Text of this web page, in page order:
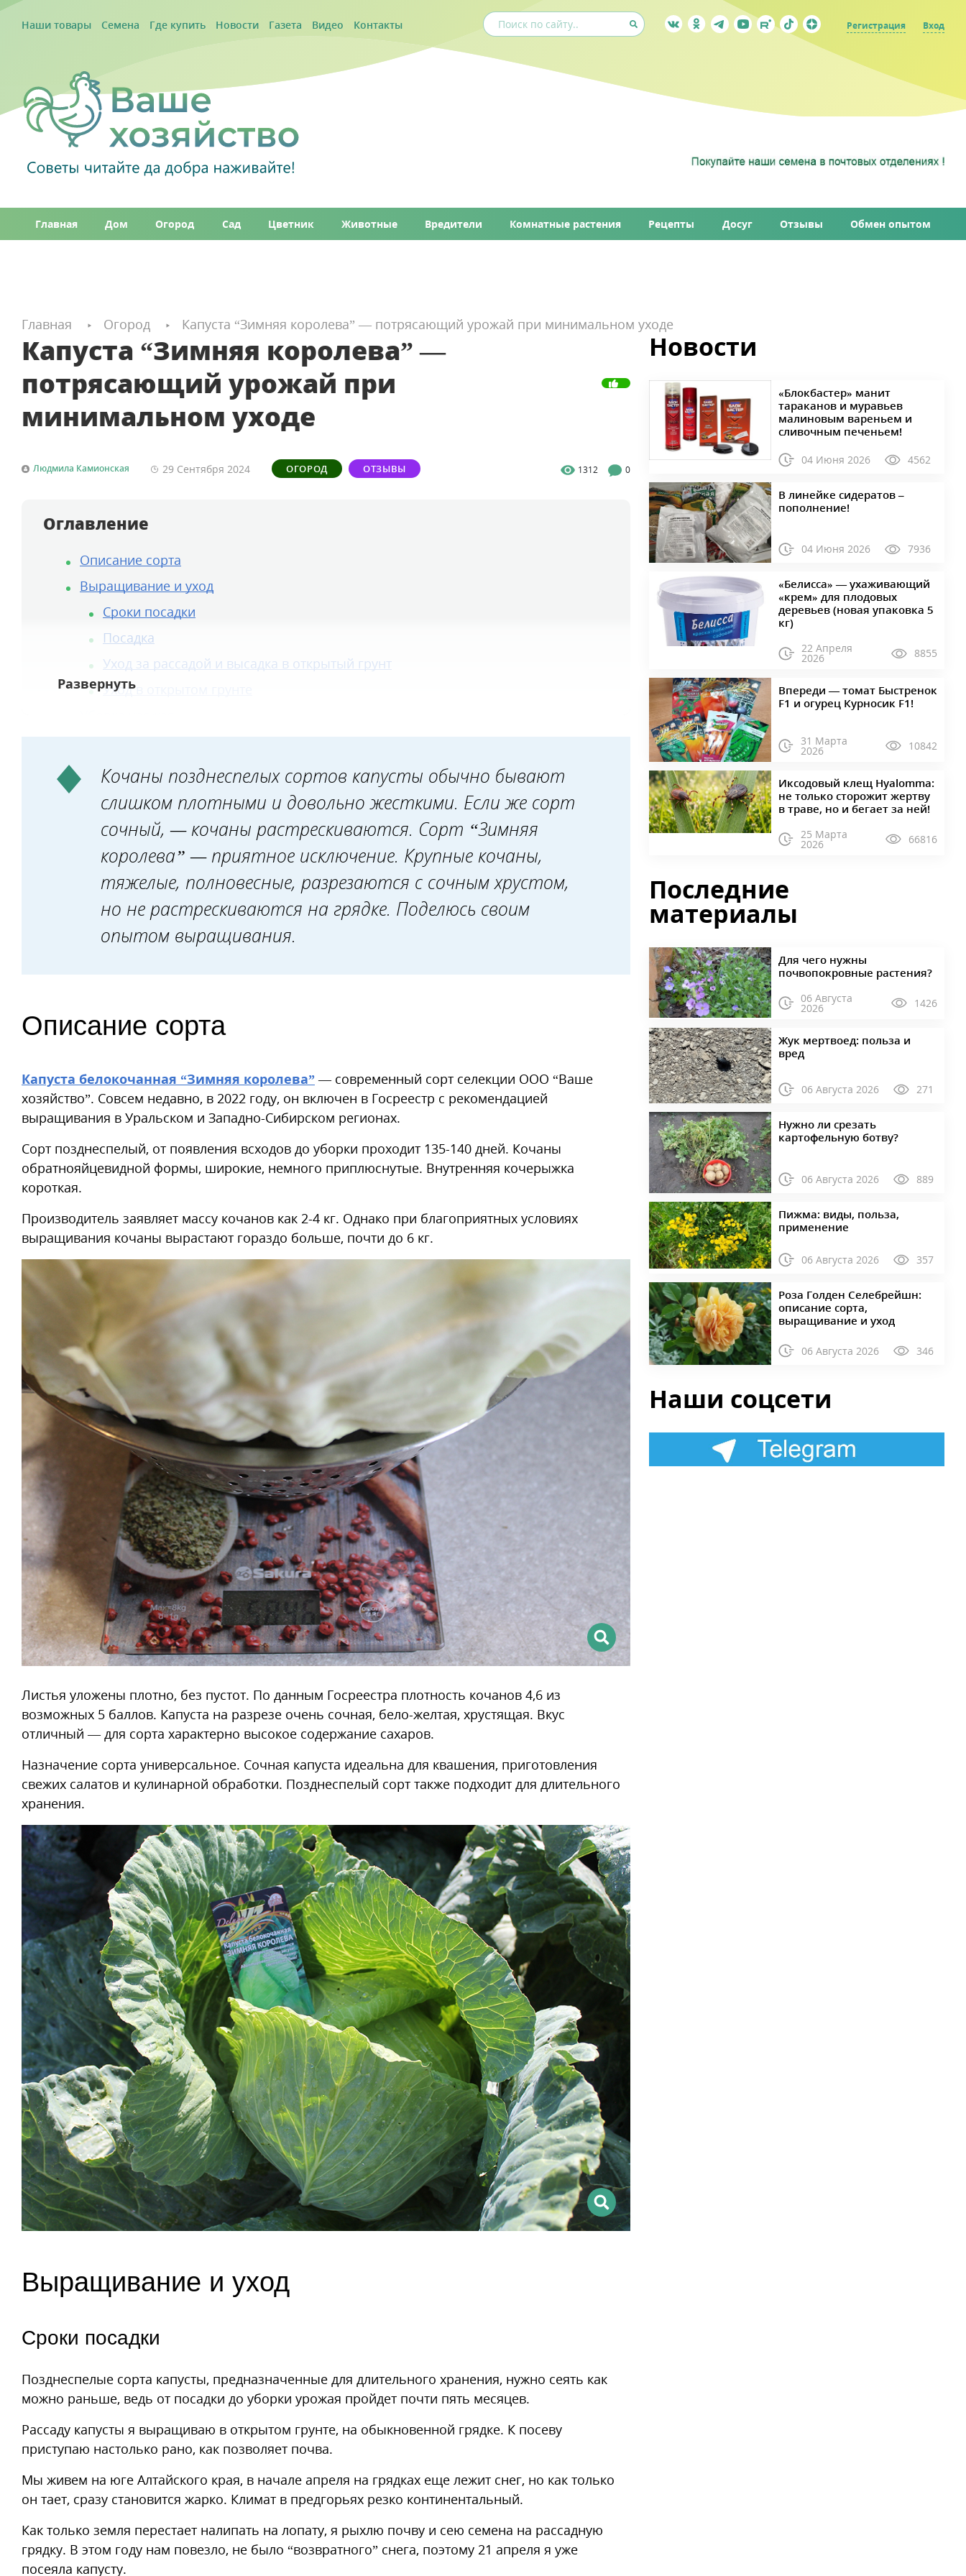
Наши товары Семена Где купить Новости Газета Видео Контакты Регистрация Вход
Главная Дом Огород Сад Цветник Животные Вредители Комнатные растения Рецепты Досуг Отзывы Обмен опытом
Главная Огород Капуста “Зимняя королева” — потрясающий урожай при минимальном уходе
Капуста “Зимняя королева” —
потрясающий урожай при
минимальном уходе
Людмила Камионская 29 Сентября 2024 ОГОРОД ОТЗЫВЫ 1312 0
Оглавление
Описание сорта
Выращивание и уход
Сроки посадки
Посадка
Уход за рассадой и высадка в открытый грунт
Уход в открытом грунте
Кочаны позднеспелых сортов капусты обычно бывают
слишком плотными и довольно жесткими. Если же сорт
сочный, — кочаны растрескиваются. Сорт “Зимняя
королева” — приятное исключение. Крупные кочаны,
тяжелые, полновесные, разрезаются с сочным хрустом,
но не растрескиваются на грядке. Поделюсь своим
опытом выращивания.
Описание сорта
Капуста белокочанная “Зимняя королева” — современный сорт селекции ООО “Ваше
хозяйство”. Совсем недавно, в 2022 году, он включен в Госреестр с рекомендацией
выращивания в Уральском и Западно-Сибирском регионах.
Сорт позднеспелый, от появления всходов до уборки проходит 135-140 дней. Кочаны
обратнояйцевидной формы, широкие, немного приплюснутые. Внутренняя кочерыжка
короткая.
Производитель заявляет массу кочанов как 2-4 кг. Однако при благоприятных условиях
выращивания кочаны вырастают гораздо больше, почти до 6 кг.
Листья уложены плотно, без пустот. По данным Госреестра плотность кочанов 4,6 из
возможных 5 баллов. Капуста на разрезе очень сочная, бело-желтая, хрустящая. Вкус
отличный — для сорта характерно высокое содержание сахаров.
Назначение сорта универсальное. Сочная капуста идеальна для квашения, приготовления
свежих салатов и кулинарной обработки. Позднеспелый сорт также подходит для длительного
хранения.
Выращивание и уход
Сроки посадки
Позднеспелые сорта капусты, предназначенные для длительного хранения, нужно сеять как
можно раньше, ведь от посадки до уборки урожая пройдет почти пять месяцев.
Рассаду капусты я выращиваю в открытом грунте, на обыкновенной грядке. К посеву
приступаю настолько рано, как позволяет почва.
Мы живем на юге Алтайского края, в начале апреля на грядках еще лежит снег, но как только
он тает, сразу становится жарко. Климат в предгорьях резко континентальный.
Как только земля перестает налипать на лопату, я рыхлю почву и сею семена на рассадную
грядку. В этом году нам повезло, не было “возвратного” снега, поэтому 21 апреля я уже
посеяла капусту.
Новости
«Блокбастер» манит
тараканов и муравьев
малиновым вареньем и
сливочным печеньем!
04 Июня 2026 4562
В линейке сидератов –
пополнение!
04 Июня 2026 7936
«Белисса» — ухаживающий
«крем» для плодовых
деревьев (новая упаковка 5
кг)
22 Апреля
2026 8855
Впереди — томат Быстренок
F1 и огурец Курносик F1!
31 Марта
2026 10842
Иксодовый клещ Hyalomma:
не только сторожит жертву
в траве, но и бегает за ней!
25 Марта
2026 66816
Последние
материалы
Для чего нужны
почвопокровные растения?
06 Августа
2026 1426
Жук мертвоед: польза и
вред
06 Августа 2026 271
Нужно ли срезать
картофельную ботву?
06 Августа 2026 889
Пижма: виды, польза,
применение
06 Августа 2026 357
Роза Голден Селебрейшн:
описание сорта,
выращивание и уход
06 Августа 2026 346
Наши соцсети